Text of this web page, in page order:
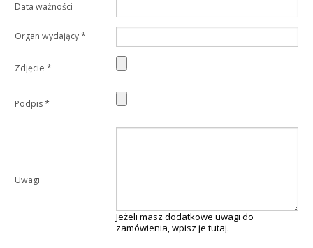
Data ważności
Organ wydający*
Zdjęcie *
Podpis*
Uwagi
Jeżeli masz dodatkowe uwagi do
zamówienia, wpisz je tutaj.